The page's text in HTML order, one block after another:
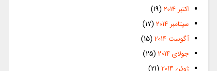
اکتبر 2014
(19)
سپتامبر 2014
(17)
آگوست 2014
(15)
جولای 2014
(25)
ژوئن 2014
(21)